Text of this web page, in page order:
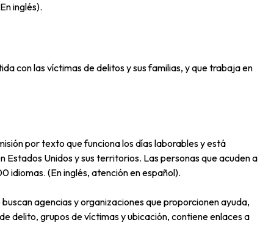
inglés).
con las víctimas de delitos y sus familias, y que trabaja en
por texto que funciona los días laborables y está
Unidos y sus territorios. Las personas que acuden a
idiomas. (En inglés, atención en español).
agencias y organizaciones que proporcionen ayuda,
delito, grupos de víctimas y ubicación, contiene enlaces a